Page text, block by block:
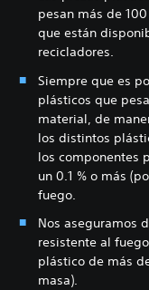
pesan más de
que están
recicladores.
Siempre que es
plásticos que
material, de
los distintos
los componentes
un 0.1 % o más
fuego.
Nos aseguramos
resistente al
plástico de más
masa).